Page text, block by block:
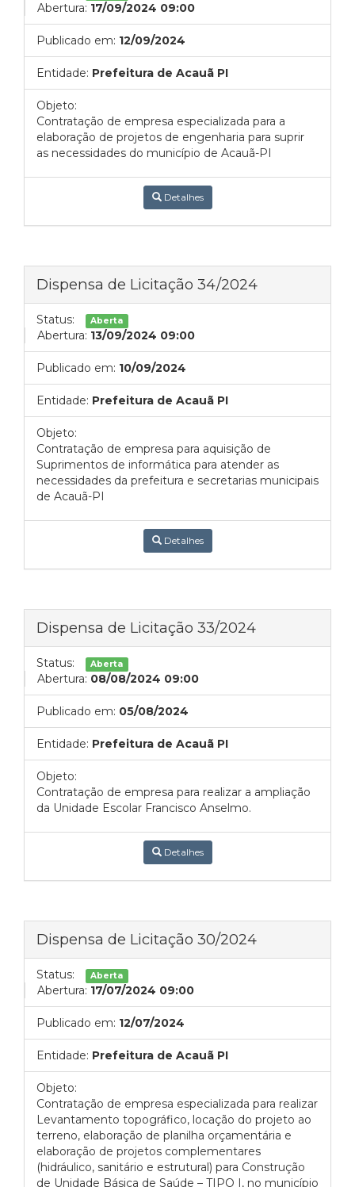
Abertura: 17/09/2024 09:00
Publicado em: 12/09/2024
Entidade: Prefeitura de Acauã PI
Objeto:
Contratação de empresa especializada para a
elaboração de projetos de engenharia para suprir
as necessidades do município de Acauã-PI
Detalhes
Dispensa de Licitação 34/2024
Status: Aberta
Abertura: 13/09/2024 09:00
Publicado em: 10/09/2024
Entidade: Prefeitura de Acauã PI
Objeto:
Contratação de empresa para aquisição de
Suprimentos de informática para atender as
necessidades da prefeitura e secretarias municipais
de Acauã-PI
Detalhes
Dispensa de Licitação 33/2024
Status: Aberta
Abertura: 08/08/2024 09:00
Publicado em: 05/08/2024
Entidade: Prefeitura de Acauã PI
Objeto:
Contratação de empresa para realizar a ampliação
da Unidade Escolar Francisco Anselmo.
Detalhes
Dispensa de Licitação 30/2024
Status: Aberta
Abertura: 17/07/2024 09:00
Publicado em: 12/07/2024
Entidade: Prefeitura de Acauã PI
Objeto:
Contratação de empresa especializada para realizar
Levantamento topográfico, locação do projeto ao
terreno, elaboração de planilha orçamentária e
elaboração de projetos complementares
(hidráulico, sanitário e estrutural) para Construção
de Unidade Básica de Saúde – TIPO I, no município